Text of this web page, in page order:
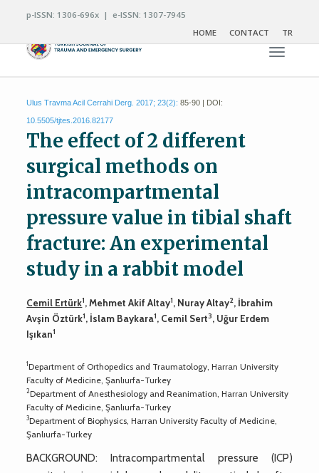
p-ISSN: 1306-696x | e-ISSN: 1307-7945
HOME
CONTACT TR
Toggle
Ulus Travma Acil Cerrahi Derg. 2017; 23(2): 85-90 | DOI:
10.5505/tjtes.2016.82177
The effect of 2 different
surgical methods on
intracompartmental
pressure value in tibial shaft
fracture: An experimental
study in a rabbit model
Cemil Ertürk1, Mehmet Akif Altay1, Nuray Altay2, İbrahim
Avşin Öztürk1, İslam Baykara1, Cemil Sert3, Uğur Erdem
Işıkan1
1Department of Orthopedics and Traumatology, Harran University
Faculty of Medicine, Şanlıurfa-Turkey
2Department of Anesthesiology and Reanimation, Harran University
Faculty of Medicine, Şanlıurfa-Turkey
3Department of Biophysics, Harran University Faculty of Medicine,
Şanlıurfa-Turkey
BACKGROUND: Intracompartmental pressure (ICP)